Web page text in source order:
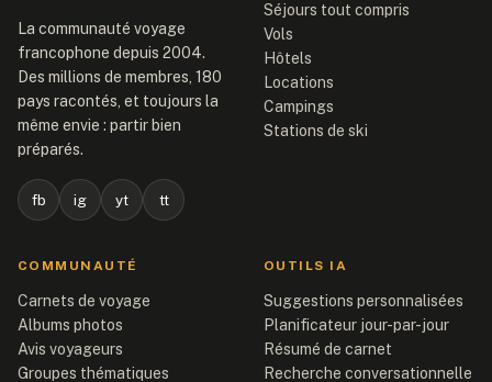
La communauté voyage
francophone depuis 2004.
Des millions de membres, 180
pays racontés, et toujours la
même envie : partir bien
préparés.
fb ig yt tt
Séjours tout compris
Vols
Hôtels
Locations
Campings
Stations de ski
COMMUNAUTÉ
Carnets de voyage
Albums photos
Avis voyageurs
Groupes thématiques
OUTILS IA
Suggestions personnalisées
Planificateur jour-par-jour
Résumé de carnet
Recherche conversationnelle